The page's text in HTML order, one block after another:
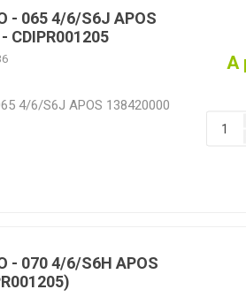
- 065 4/6/S6J APOS
CDIPR001205
4/6/S6J APOS 138420000
A
- 070 4/6/S6H APOS